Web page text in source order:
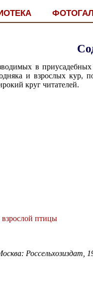
в
и взрослых кур,
круг читателей.
птицы
Россельхозиздат,